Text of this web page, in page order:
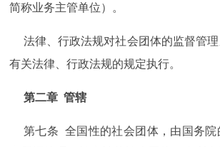
简称业务主管单位）。
法律、行政法规对社会团体的监督管
有关法律、行政法规的规定执行。
第二章 管辖
第七条 全国性的社会团体，由国务院